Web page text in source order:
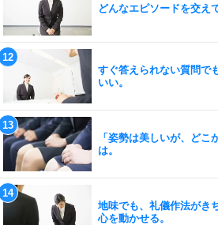
どんなエピソードを交え
すぐ答えられない質問で
いい。
「姿勢は美しいが、どこ
は。
地味でも、礼儀作法がき
心を動かせる。